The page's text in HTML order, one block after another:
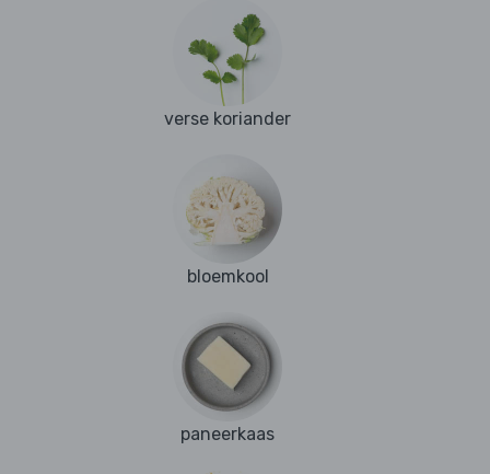
verse koriander
bloemkool
paneerkaas